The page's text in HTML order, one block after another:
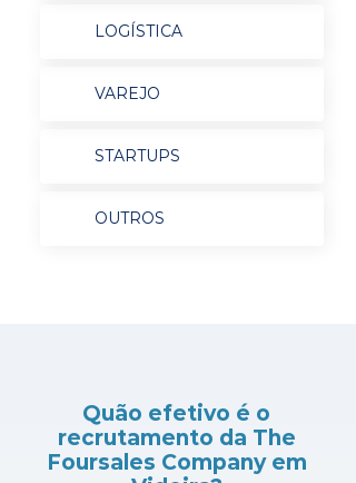
LOGÍSTICA
VAREJO
STARTUPS
OUTROS
Quão efetivo é o
recrutamento da The
Foursales Company em